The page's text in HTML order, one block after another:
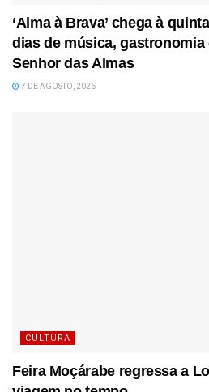
‘Alma à Brava’ chega à
dias de música, gastronomia
Senhor das Almas
7 DE AGOSTO, 2026
CULTURA
Feira Moçárabe regressa a